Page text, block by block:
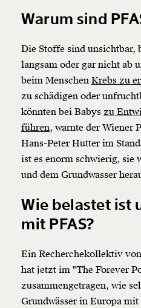
Warum sind
Die Stoffe sind unsichtbar,
langsam oder gar nicht ab
beim Menschen Krebs zu
zu schädigen oder
könnten bei Babys zu
führen, warnte der Wiener
Hans-Peter Hutter im
ist es enorm schwierig, sie
und dem Grundwasser
Wie belastet ist
mit PFAS?
Ein Recherchekollektiv
hat jetzt im "The Forever
zusammengetragen, wie
Grundwässer in Europa